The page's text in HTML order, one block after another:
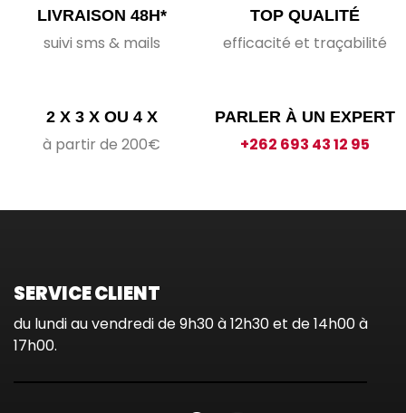
LIVRAISON 48H*
suivi sms & mails
TOP QUALITÉ
efficacité et traçabilité
2 X 3 X OU 4 X
à partir de 200€
PARLER À UN EXPERT
+262 693 43 12 95
SERVICE CLIENT
du lundi au vendredi de 9h30 à 12h30 et de 14h00 à
17h00.